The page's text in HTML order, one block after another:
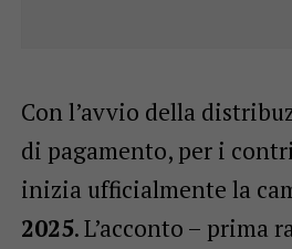
Con l’avvio della
di pagamento, per i
inizia ufficialmente la
2025. L’acconto – prima